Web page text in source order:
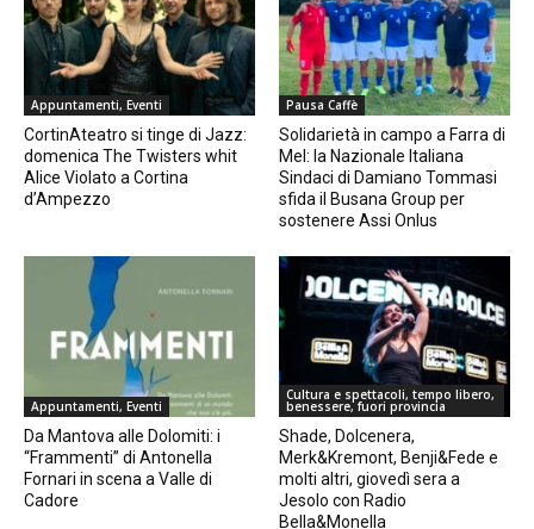
Appuntamenti, Eventi
CortinAteatro si tinge di Jazz:
domenica The Twisters whit
Alice Violato a Cortina
d’Ampezzo
Pausa Caffè
Solidarietà in campo a Farra di
Mel: la Nazionale Italiana
Sindaci di Damiano Tommasi
sfida il Busana Group per
sostenere Assi Onlus
Appuntamenti, Eventi
Da Mantova alle Dolomiti: i
“Frammenti” di Antonella
Fornari in scena a Valle di
Cadore
Cultura e spettacoli, tempo libero,
benessere, fuori provincia
Shade, Dolcenera,
Merk&Kremont, Benji&Fede e
molti altri, giovedì sera a
Jesolo con Radio
Bella&Monella